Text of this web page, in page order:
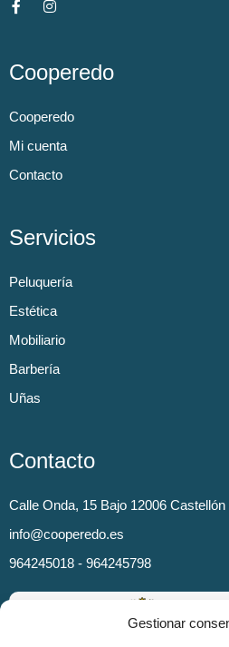
Gestionar
Cooperedo
Cooperedo
Mi cuenta
Contacto
Servicios
Peluquería
Estética
Mobiliario
Barbería
Uñas
Contacto
Calle Onda, 15 Bajo 12006 Castellón
info@cooperedo.es
964245018 - 964245798